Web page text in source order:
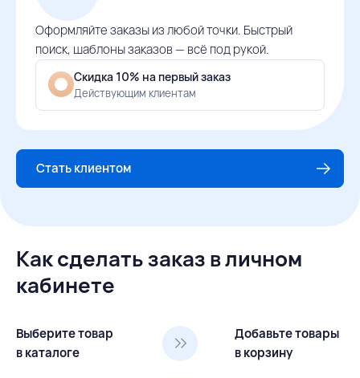
Оформляйте заказы из любой точки. Быстрый
поиск, шаблоны заказов — всё под рукой.
Скидка 10% на первый заказ
Действующим клиентам
Стать клиентом
Как сделать заказ в личном
кабинете
Выберите товар
в каталоге
Добавьте товары
в корзину